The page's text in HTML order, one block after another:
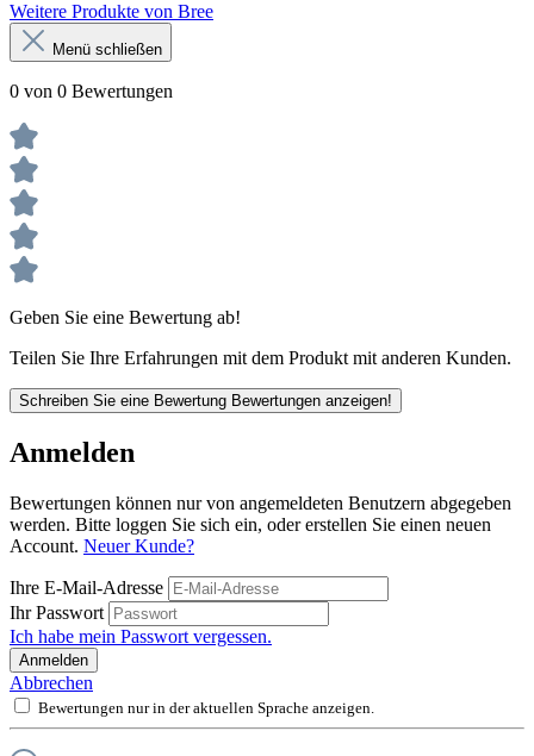
Weitere Produkte von Bree
Menü schließen
0 von 0 Bewertungen
Geben Sie eine Bewertung ab!
Teilen Sie Ihre Erfahrungen mit dem Produkt mit anderen Kunden.
Schreiben Sie eine Bewertung Bewertungen anzeigen!
Anmelden
Bewertungen können nur von angemeldeten Benutzern abgegeben
werden. Bitte loggen Sie sich ein, oder erstellen Sie einen neuen
Account. Neuer Kunde?
Ihre E-Mail-Adresse
Ihr Passwort
Ich habe mein Passwort vergessen.
Anmelden
Abbrechen
Bewertungen nur in der aktuellen Sprache anzeigen.